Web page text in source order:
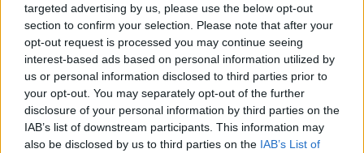
targeted advertising by us, please use the below opt-out
section to confirm your selection. Please note that after your
opt-out request is processed you may continue seeing
interest-based ads based on personal information utilized by
us or personal information disclosed to third parties prior to
your opt-out. You may separately opt-out of the further
disclosure of your personal information by third parties on the
IAB’s list of downstream participants. This information may
also be disclosed by us to third parties on the IAB’s List of
Bardhi, Melero – De Frutos, Morales, Soldado (Dani
Gómez).
Estos jugadores son baja: Roger (fascitis plantar), Postigo
(lesión muscular), Campaña (lesión muscular), Mustafi
(lesión muscular).
Estos jugadores son duda: